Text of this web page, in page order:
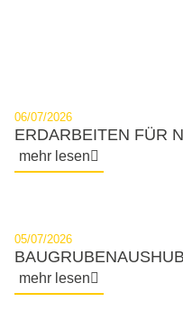
06/07/2026
ERDARBEITEN FÜR
mehr lesen
05/07/2026
mehr lesen